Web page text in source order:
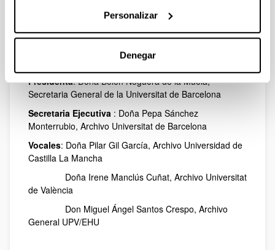
Personalizar
Denegar
Presidenta: Doña Belén Noguera de la Muela,
Secretaria General de la Universitat de Barcelona
Secretaria Ejecutiva : Doña Pepa Sánchez
Monterrubio, Archivo Universitat de Barcelona
Vocales: Doña Pilar Gil García, Archivo Universidad de
Castilla La Mancha
Doña Irene Manclús Cuñat, Archivo Universitat
de València
Don Miguel Ángel Santos Crespo, Archivo
General UPV/EHU